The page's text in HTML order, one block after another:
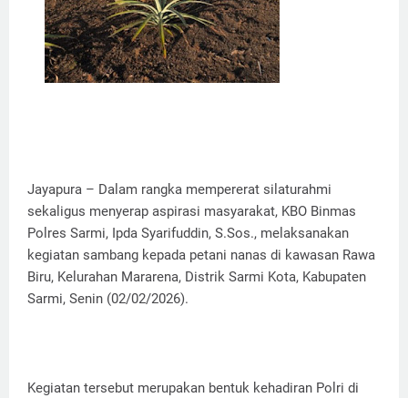
Jayapura – Dalam rangka mempererat silaturahmi
sekaligus menyerap aspirasi masyarakat, KBO Binmas
Polres Sarmi, Ipda Syarifuddin, S.Sos., melaksanakan
kegiatan sambang kepada petani nanas di kawasan Rawa
Biru, Kelurahan Mararena, Distrik Sarmi Kota, Kabupaten
Sarmi, Senin (02/02/2026).
Kegiatan tersebut merupakan bentuk kehadiran Polri di